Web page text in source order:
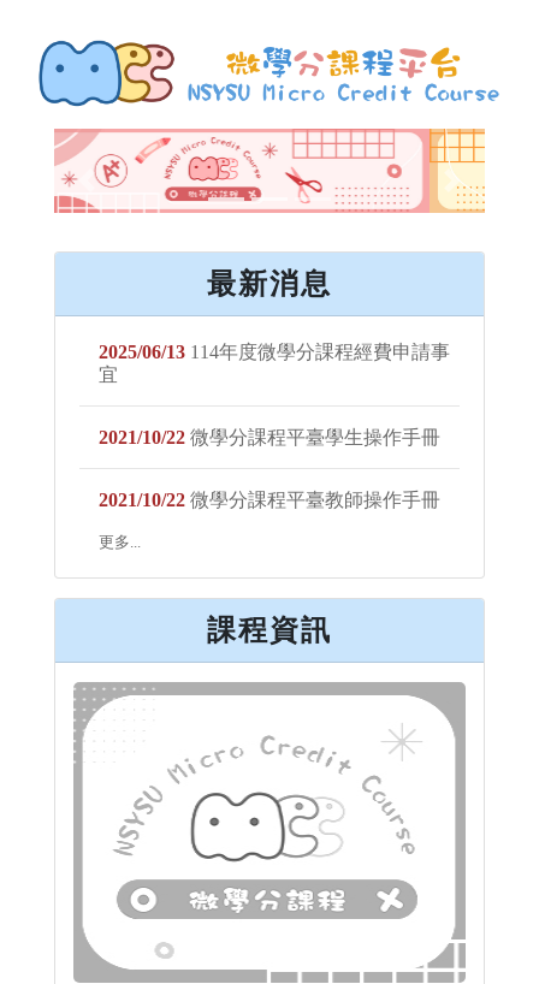
Previous Next
最新消息
2025/06/13114年度微學分課程經費申請事
宜
2021/10/22微學分課程平臺學生操作手冊
2021/10/22微學分課程平臺教師操作手冊
更多...
課程資訊